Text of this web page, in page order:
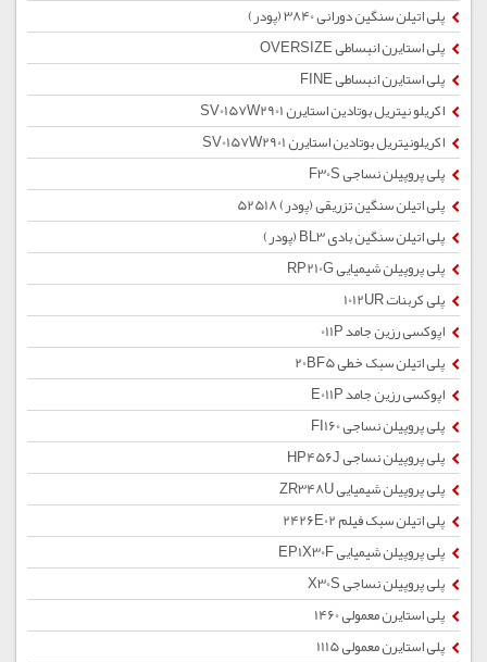
پلی اتیلن سنگین دورانی 3840 (پودر)
پلی استایرن انبساطی OVERSIZE
پلی استایرن انبساطی FINE
اکریلو نیتریل بوتادین استایرن SV0157W2901
اکریلونیتریل بوتادین استایرن SV0157W2901
پلی پروپیلن نساجی F30S
پلی اتیلن سنگین تزریقی (پودر) 52518
پلی اتیلن سنگین بادی BL3 (پودر)
پلی پروپیلن شیمیایی RP210G
پلی کربنات 1012UR
اپوکسی رزین جامد 011P
پلی اتیلن سبک خطی 20BF5
اپوکسی رزین جامد E011P
پلی پروپیلن نساجی FI160
پلی پروپیلن نساجی HP456J
پلی پروپیلن شیمیایی ZR348U
پلی اتیلن سبک فیلم 2426E02
پلی پروپیلن شیمیایی EP1X30F
پلی پروپیلن نساجی X30S
پلی استایرن معمولی 1460
پلی استایرن معمولی 1115